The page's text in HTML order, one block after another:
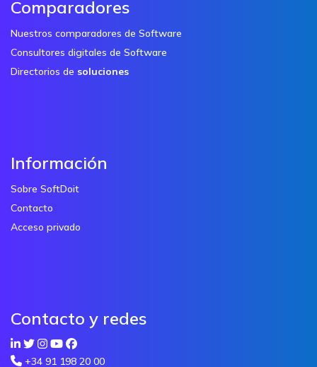
Comparadores
Nuestros comparadores de Software
Consultores digitales de Software
Directorios de soluciones
Información
Sobre SoftDoit
Contacto
Acceso privado
Contacto y redes
+34 91 198 20 00